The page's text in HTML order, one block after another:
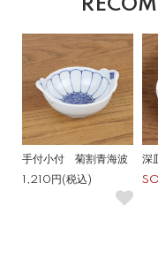
手付小付 菊割青海波
1,210円(税込)
深